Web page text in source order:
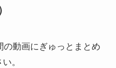
動画にぎゅっとまとめ
。